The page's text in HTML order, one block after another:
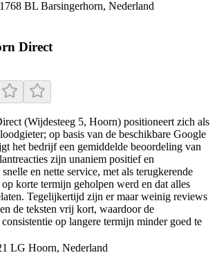
BL Barsingerhorn, Nederland
Direct
(Wijdesteeg 5, Hoorn) positioneert zich als
op basis van de beschikbare Google
het bedrijf een gemiddelde beoordeling van
zijn unaniem positief en
en nette service, met als terugkerende
op korte termijn geholpen werd en dat alles
Tegelijkertijd zijn er maar weinig reviews
de teksten vrij kort, waardoor de
op langere termijn minder goed te
LG Hoorn, Nederland